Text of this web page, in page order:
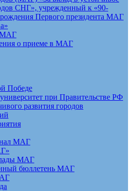
СНГ», учрежденный к «90-
Первого президента МАГ
о приеме в МАГ
Победе
при Правительстве РФ
развития городов
МАГ
МАГ
бюллетень МАГ